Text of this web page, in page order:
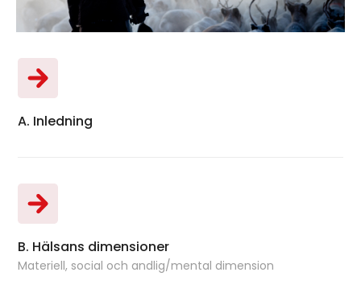
A. Inledning
B. Hälsans dimensioner
Materiell, social och andlig/mental dimension